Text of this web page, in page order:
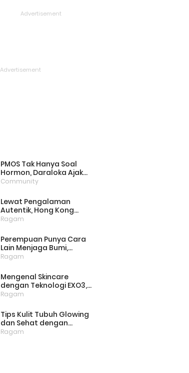
PMOS Tak Hanya Soal
Hormon, Daraloka Ajak
Publik Pahami Luka
Stigma
Community
Lewat Pengalaman
Autentik, Hong Kong
Punya Cara Baru Menarik
Ragam
Perempuan Punya Cara
Lain Menjaga Bumi,
Dimulai dari Memilih
Lingkungan
Ragam
Mengenal Skincare
dengan Teknologi EXO3,
Inovasi yang Mulai Dilirik
Rumah
Ragam
Tips Kulit Tubuh Glowing
dan Sehat dengan
Menjaga Lipid Barrier
Ragam